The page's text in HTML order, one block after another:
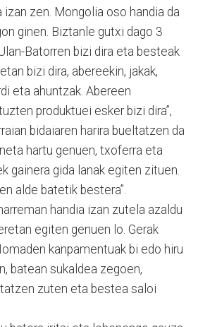
izan zen. Mongolia oso handia da
ginen. Biztanle gutxi dago 3
Batorren bizi dira eta besteak
bizi dira, abereekin, jakak,
eta ahuntzak. Abereen
produktuei esker bizi dira”,
bidaiaren harira bueltatzen da
hartu genuen, txoferra eta
gainera gida lanak egiten zituen.
alde batetik bestera”.
handia izan zutela azaldu
egiten genuen lo. Gerak
kanpamentuak bi edo hiru
batean sukaldea zegoen,
zuten eta bestea saloi